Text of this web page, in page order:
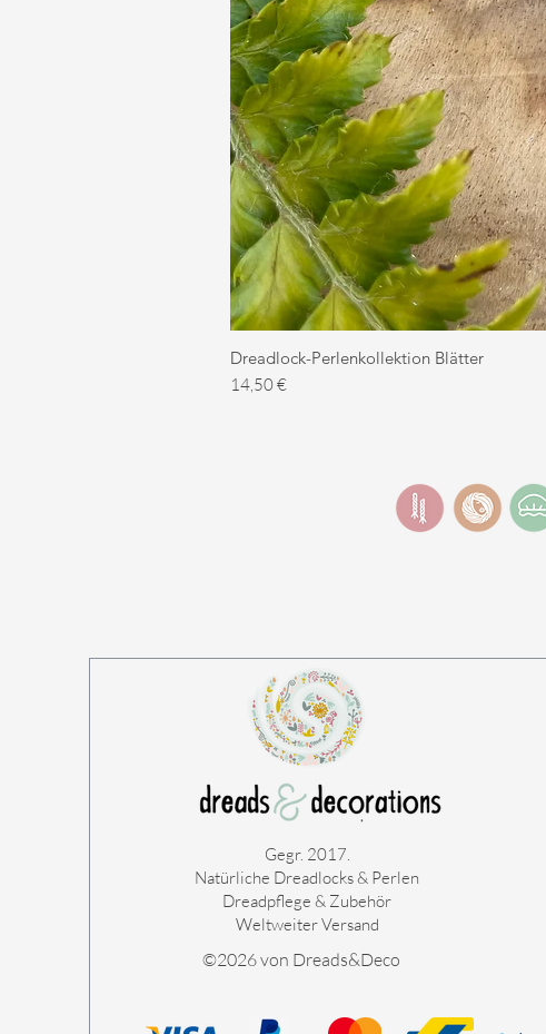
Dreadlock-Perlenkollektion Blätter
Preis
14,50 €
Gegr. 2017.
Natürliche Dreadlocks & Perlen
Dreadpflege & Zubehör
Weltweiter Versand
©2026 von Dreads&Deco